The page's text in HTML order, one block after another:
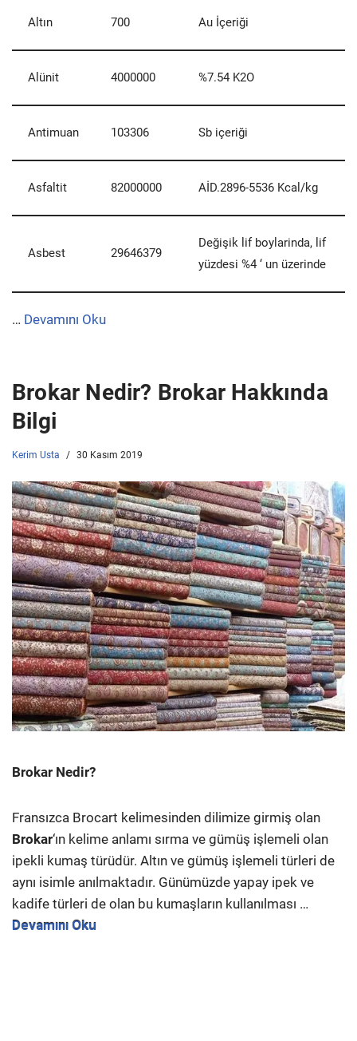
Altın 700 Au İçeriği
Alünit 4000000 %7.54 K2O
Antimuan 103306 Sb içeriği
Asfaltit 82000000 AİD.2896-5536 Kcal/kg
Asbest 29646379
Değişik lif boylarinda, lif
yüzdesi %4 ‘ un üzerinde
… Devamını Oku
Brokar Nedir? Brokar Hakkında
Bilgi
Kerim Usta 30 Kasım 2019
Brokar Nedir?
Fransızca Brocart kelimesinden dilimize girmiş olan
Brokar‘ın kelime anlamı sırma ve gümüş işlemeli olan
ipekli kumaş türüdür. Altın ve gümüş işlemeli türleri de
aynı isimle anılmaktadır. Günümüzde yapay ipek ve
kadife türleri de olan bu kumaşların kullanılması …
Devamını Oku